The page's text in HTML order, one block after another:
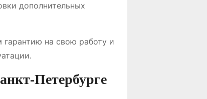
дополнительных
на свою работу и
Петербурге